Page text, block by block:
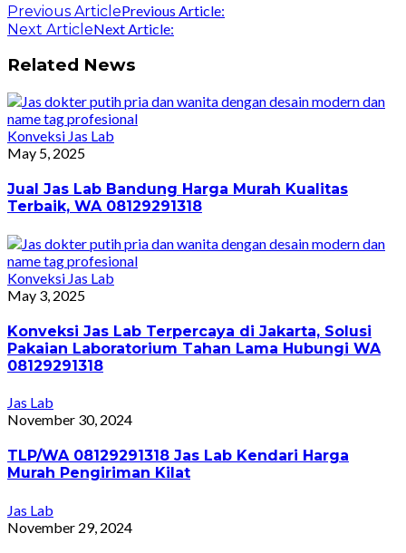
Previous ArticlePrevious Article:
Next ArticleNext Article:
Related News
Konveksi Jas Lab
May 5, 2025
Jual Jas Lab Bandung Harga Murah Kualitas
Terbaik, WA 08129291318
Konveksi Jas Lab
May 3, 2025
Konveksi Jas Lab Terpercaya di Jakarta, Solusi
Pakaian Laboratorium Tahan Lama Hubungi WA
08129291318
Jas Lab
November 30, 2024
TLP/WA 08129291318 Jas Lab Kendari Harga
Murah Pengiriman Kilat
Jas Lab
November 29, 2024